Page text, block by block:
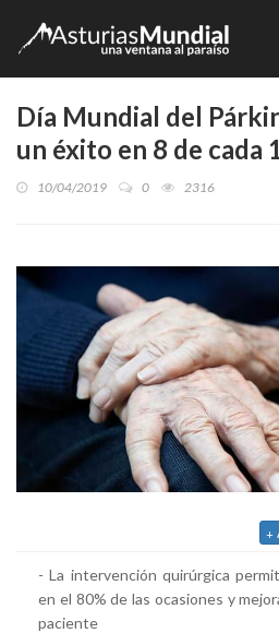
Día Mundial del
un éxito en 8 de cada
10/04/2019 0 2316
+
- La intervención quirúrgica
en el 80% de las ocasiones y
paciente